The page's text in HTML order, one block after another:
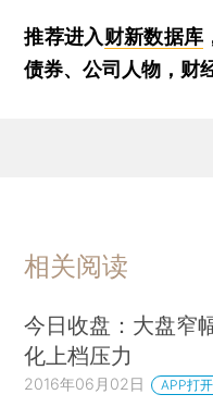
推荐进入财新数据库
债券、公司人物，财
相关阅读
今日收盘：大盘窄
化上档压力
2016年06月02日 APP打开